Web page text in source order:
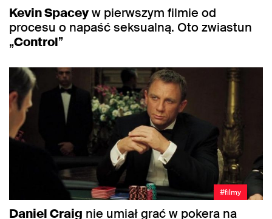
Kevin Spaceyw pierwszym filmie od
procesu o napaść seksualną. Oto zwiastun
„Control”
#filmy
Daniel Craig nie umiał grać w pokera na